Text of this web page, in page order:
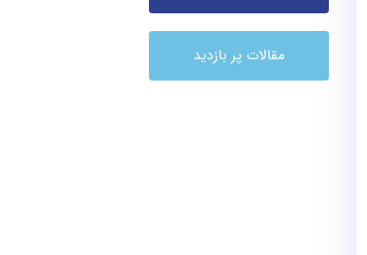
مقالات پر بازدید